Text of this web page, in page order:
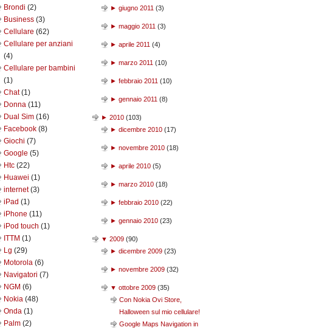
Brondi (2)
Business (3)
Cellulare (62)
Cellulare per anziani
(4)
Cellulare per bambini
(1)
Chat(1)
Donna (11)
Dual Sim (16)
Facebook (8)
Giochi (7)
Google (5)
Htc (22)
Huawei (1)
internet(3)
iPad (1)
iPhone (11)
iPod touch (1)
ITTM (1)
Lg (29)
Motorola (6)
Navigatori (7)
NGM (6)
Nokia (48)
Onda (1)
Palm (2)
► giugno 2011 (3)
► maggio 2011 (3)
► aprile 2011 (4)
► marzo 2011 (10)
► febbraio 2011 (10)
► gennaio 2011 (8)
► 2010 (103)
► dicembre 2010 (17)
► novembre 2010 (18)
► aprile 2010 (5)
► marzo 2010 (18)
► febbraio 2010 (22)
► gennaio 2010 (23)
▼ 2009 (90)
► dicembre 2009 (23)
► novembre 2009 (32)
▼ ottobre 2009 (35)
Con Nokia Ovi Store,
Halloween sul mio cellulare!
Google Maps Navigation in